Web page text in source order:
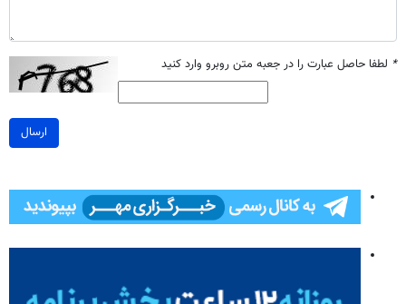
* لطفا حاصل عبارت را در جعبه متن روبرو وارد کنید
ارسال